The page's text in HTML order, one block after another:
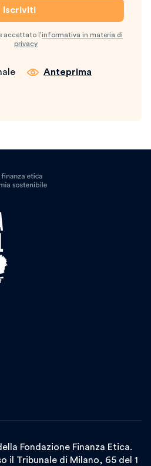
accettato l’informativa in materia di
privacy
Anteprima
Fondazione Finanza Etica.
il Tribunale di Milano, 65 del 1